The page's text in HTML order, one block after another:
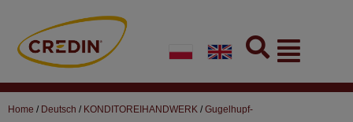
content
Flyout
Menu
Home / Deutsch / KONDITOREIHANDWERK /Gugelhupf-